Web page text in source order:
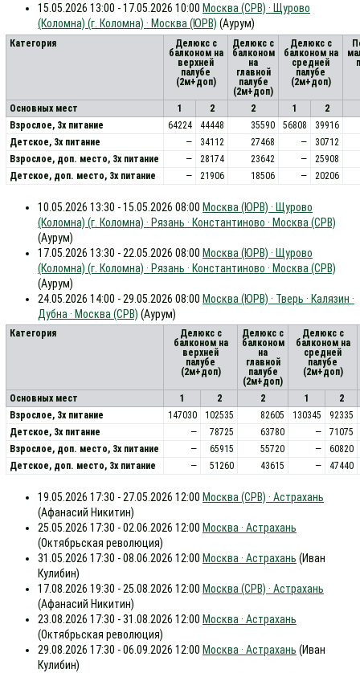
15.05.2026 13:00 - 17.05.2026 10:00 Москва (СРВ) · Щурово
(Коломна) (г. Коломна) · Москва (ЮРВ) (Аурум)
Категория
Делюкс с
балконом на
верхней
палубе
(2м+доп)
Делюкс с
балконом
на
главной
палубе
(2м+доп)
Делюкс с
балконом на
средней
палубе
(2м+доп)
Основных мест 1 2 2 1
2
Взрослое, 3х питание
64224 44448 35590 56808
39916
Детское, 3х питание
— 34112 27468 —
30712
Взрослое, доп. место, 3x питание
— 28174 23642 —
25908
Детское, доп. место, 3x питание
— 21906 18506 — 20206
10.05.2026 13:30 - 15.05.2026 08:00 Москва (ЮРВ) · Щурово
(Коломна) (г. Коломна) · Рязань · Константиново · Москва (СРВ)
(Аурум)
17.05.2026 13:30 - 22.05.2026 08:00 Москва (ЮРВ) · Щурово
(Коломна) (г. Коломна) · Рязань · Константиново · Москва (СРВ)
(Аурум)
24.05.2026 14:00 - 29.05.2026 08:00 Москва (ЮРВ) · Тверь · Калязин ·
Дубна · Москва (СРВ) (Аурум)
Категория
Делюкс с
балконом на
верхней
палубе
(2м+доп)
Делюкс с
балконом
на
главной
палубе
(2м+доп)
Делюкс с
балконом на
средней
палубе
(2м+доп)
Основных мест 1 2 2 1
2
Взрослое, 3х питание
147030 102535 82605 130345
92335
Детское, 3х питание
— 78725 63780 —
71075
Взрослое, доп. место, 3x питание
— 65915 55720 —
60820
Детское, доп. место, 3x питание
— 51260 43615 — 47440
19.05.2026 17:30 - 27.05.2026 12:00 Москва (СРВ) · Астрахань
(Афанасий Никитин)
25.05.2026 17:30 - 02.06.2026 12:00 Москва · Астрахань
(Октябрьская революция)
31.05.2026 17:30 - 08.06.2026 12:00 Москва · Астрахань (Иван
Кулибин)
17.08.2026 19:30 - 25.08.2026 12:00 Москва (СРВ) · Астрахань
(Афанасий Никитин)
23.08.2026 17:30 - 31.08.2026 12:00 Москва · Астрахань
(Октябрьская революция)
29.08.2026 17:30 - 06.09.2026 12:00 Москва · Астрахань (Иван
Кулибин)